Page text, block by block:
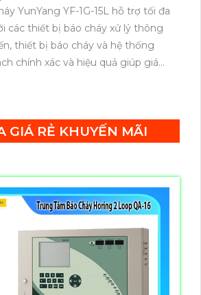
YunYang YF-1G-15L hỗ trợ tối đa
các thiết bị báo cháy xử lý thông
thiết bị báo cháy và hệ thống
chính xác và hiệu quả giúp giám
GIÁ RẺ KHUYẾN MÃI